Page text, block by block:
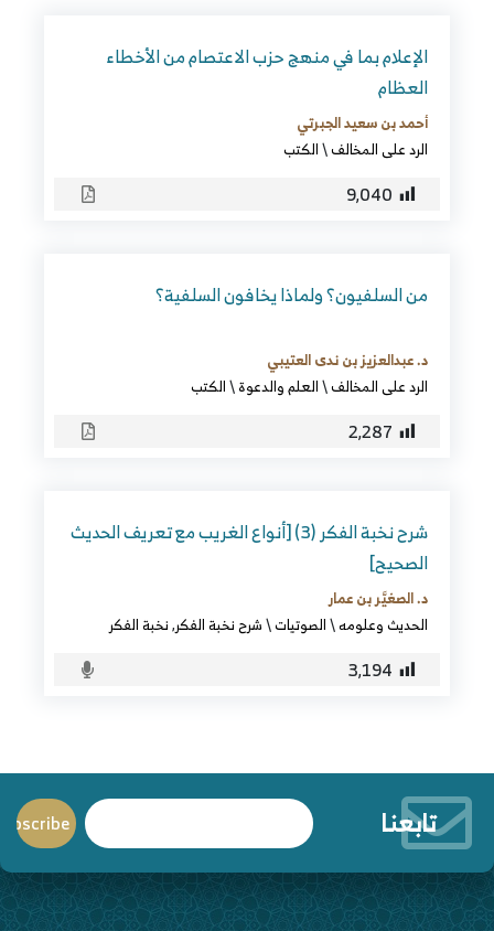
الإعلام بما في منهج حزب الاعتصام من الأخطاء
العظام
أحمد بن سعيد الجبرتي
الرد على المخالف\الكتب
9٬040
من السلفيون؟ ولماذا يخافون السلفية؟
د. عبدالعزيز بن ندى العتيبي
الرد على المخالف\العلم والدعوة\الكتب
2٬287
شرح نخبة الفكر (3) [أنواع الغريب مع تعريف الحديث
الصحيح]
د. الصغيَّر بن عمار
الحديث وعلومه\الصوتيات\شرح نخبة الفكر,نخبة الفكر
3٬194
تابعنا